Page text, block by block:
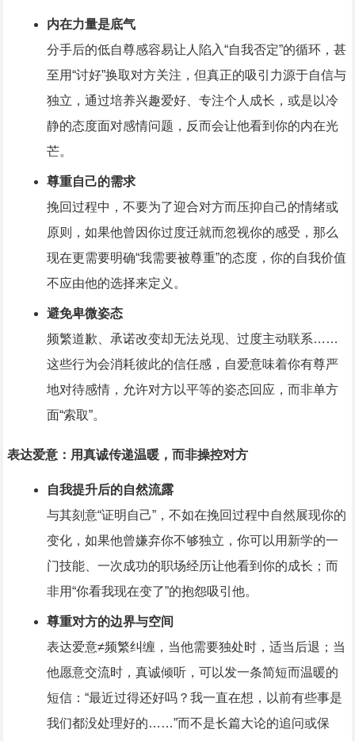
内在力量是底气
分手后的低自尊感容易让人陷入“自我否定”的循环，甚
至用“讨好”换取对方关注，但真正的吸引力源于自信与
独立，通过培养兴趣爱好、专注个人成长，或是以冷
静的态度面对感情问题，反而会让他看到你的内在光
芒。
尊重自己的需求
挽回过程中，不要为了迎合对方而压抑自己的情绪或
原则，如果他曾因你过度迁就而忽视你的感受，那么
现在更需要明确“我需要被尊重”的态度，你的自我价值
不应由他的选择来定义。
避免卑微姿态
频繁道歉、承诺改变却无法兑现、过度主动联系……
这些行为会消耗彼此的信任感，自爱意味着你有尊严
地对待感情，允许对方以平等的姿态回应，而非单方
面“索取”。
表达爱意：用真诚传递温暖，而非操控对方
自我提升后的自然流露
与其刻意“证明自己”，不如在挽回过程中自然展现你的
变化，如果他曾嫌弃你不够独立，你可以用新学的一
门技能、一次成功的职场经历让他看到你的成长；而
非用“你看我现在变了”的抱怨吸引他。
尊重对方的边界与空间
表达爱意≠频繁纠缠，当他需要独处时，适当后退；当
他愿意交流时，真诚倾听，可以发一条简短而温暖的
短信：“最近过得还好吗？我一直在想，以前有些事是
我们都没处理好的……”而不是长篇大论的追问或保